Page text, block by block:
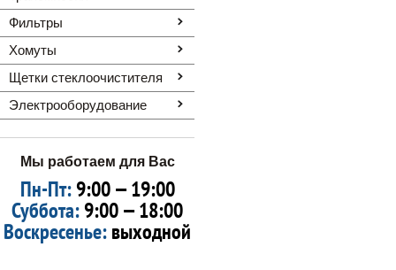
Фильтры
Хомуты
Щетки стеклоочистителя
Электрооборудование
Мы работаем для Вас
Пн-Пт:9:00 — 19:00
Суббота:9:00 — 18:00
Воскресенье:выходной